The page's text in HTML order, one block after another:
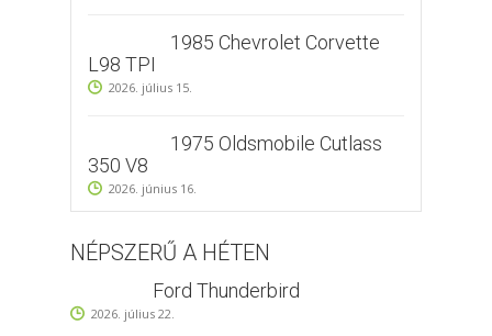
1985 Chevrolet Corvette
L98 TPI
2026. július 15.
1975 Oldsmobile Cutlass
350 V8
2026. június 16.
NÉPSZERŰ A HÉTEN
Ford Thunderbird
2026. július 22.